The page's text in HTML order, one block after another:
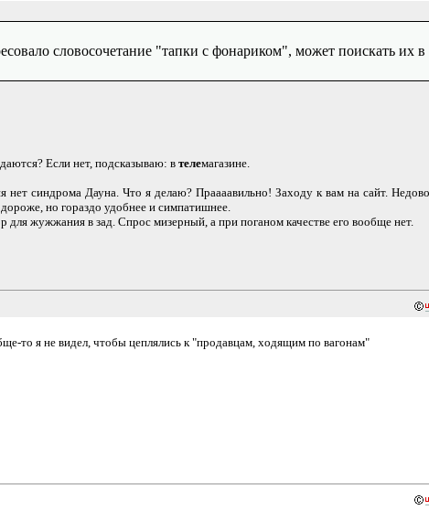
словосочетание "тапки с фонариком", может поискать их в
Если нет, подсказываю: в телемагазине.
синдрома Дауна. Что я делаю? Праааавильно! Заходу к вам на сайт.
но гораздо удобнее и симпатишнее.
для жужжания в зад. Спрос мизерный, а при поганом качестве его вообще нет.
то я не видел, чтобы цеплялись к "продавцам, ходящим по вагонам"